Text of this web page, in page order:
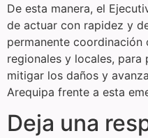
De esta manera, el
de actuar con rapidez y
permanente coordinación
regionales y locales,
mitigar los daños y
Arequipa frente a esta
Deja una